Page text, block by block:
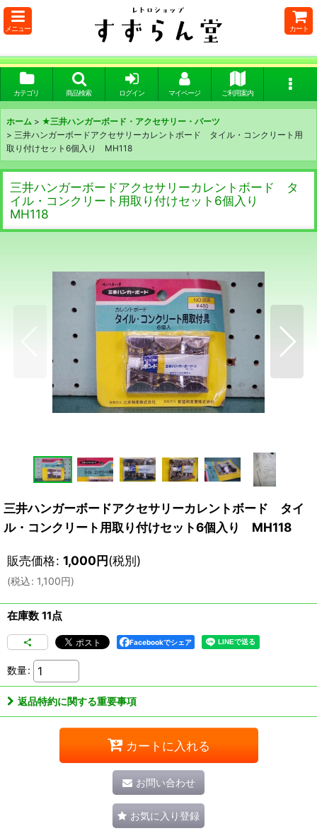
メニュー カート
カテゴリ 商品検索 ログイン マイページ ご利用案内
ホーム > ★三井ハンガーボード・アクセサリー・パーツ
> 三井ハンガーボードアクセサリーカレントボード タイル・コンクリート用
取り付けセット6個入り MH118
三井ハンガーボードアクセサリーカレントボード タ
イル・コンクリート用取り付けセット6個入り
MH118
三井ハンガーボードアクセサリーカレントボード タイ
ル・コンクリート用取り付けセット6個入り MH118
販売価格: 1,000円(税別)
(税込: 1,100円)
在庫数 11点
Facebookでシェア
数量:
返品特約に関する重要事項
カートに入れる
お問い合わせ
お気に入り登録